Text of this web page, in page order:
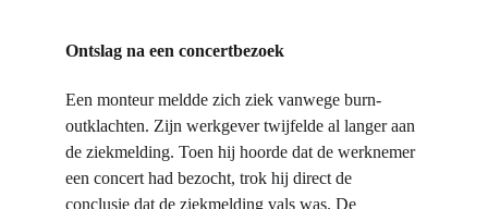
Ontslag na een concertbezoek
Een monteur meldde zich ziek vanwege burn-
outklachten. Zijn werkgever twijfelde al langer aan
de ziekmelding. Toen hij hoorde dat de werknemer
een concert had bezocht, trok hij direct de
conclusie dat de ziekmelding vals was. De